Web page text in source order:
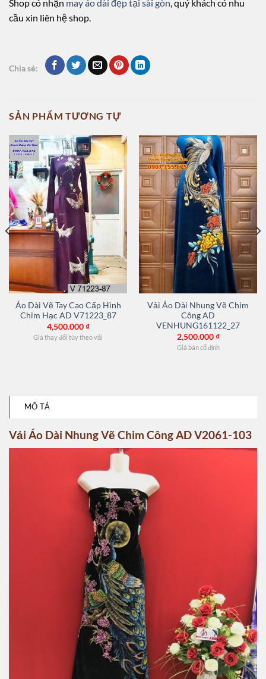
Shop có nhận may áo dài đẹp tại sài gòn, quý khách có nhu
cầu xin liên hệ shop.
Chia sẻ:
SẢN PHẨM TƯƠNG TỰ
Áo Dài Vẽ Tay Cao Cấp Hình
Chim Hạc AD V71223_87
4,500.000₫
Giá thay đổi tùy theo vải
Vải Áo Dài Nhung Vẽ Chim
Công AD
VENHUNG161122_27
2,500.000₫
Giá bán cố định
MÔ TẢ
Vải Áo Dài Nhung Vẽ Chim Công AD V2061-103